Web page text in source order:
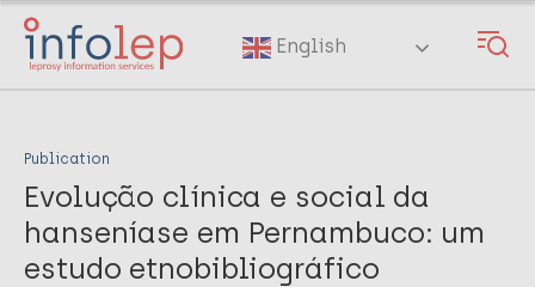
Skip
main
English
Publication
Evolução clínica e social da
hanseníase em Pernambuco: um
estudo etnobibliográfico